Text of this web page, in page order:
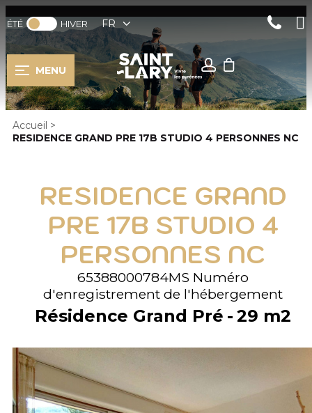
ÉTÉ HIVER FR
MENU
Accueil >
RESIDENCE GRAND PRE 17B STUDIO 4 PERSONNES NC
RESIDENCE GRAND
PRE 17B STUDIO 4
PERSONNES NC
65388000784MS Numéro
d'enregistrement de l'hébergement
Résidence Grand Pré 29 m2